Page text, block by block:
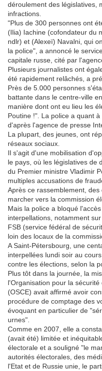
déroulement des législatives,
infractions.
"Plus de 300 personnes ont
(Ilia) Iachine (cofondateur du
ndlr) et (Alexeï) Navalni, qui
la police", a annoncé le
capitale russe, cité par
Plusieurs journalistes ont
été rapidement relâchés, a
Près de 5.000 personnes
battante dans le centre-ville
manière dont ont eu lieu les
Poutine !". La police a quant
d'après l'agence de presse
La plupart, des jeunes, ont
réseaux sociaux.
Il s'agit d'une mobilisation
le pays, où les législatives de
du Premier ministre Vladimir
multiples accusations de
Après ce rassemblement,
marcher vers la commission
Mais la police a bloqué
interpellations, notamment
FSB (service fédéral de
loin des locaux de la
A Saint-Pétersbourg, une
interpellées lundi soir au
contre les élections, selon la
Plus tôt dans la journée, la
l'Organisation pour la
(OSCE) avait affirmé avoir
procédure de comptage des
évoquant en particulier de
urnes".
Comme en 2007, elle a
(avait été) limitée et
électorale et a souligné "le
autorités électorales, des
l'Etat et de Russie unie, le